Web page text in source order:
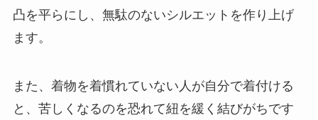
凸を平らにし、無駄のないシルエットを作り上げ
ます。
また、着物を着慣れていない人が自分で着付ける
と、苦しくなるのを恐れて紐を緩く結びがちです